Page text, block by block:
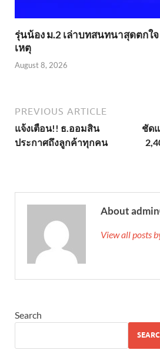
รุ่นน้อง ม.2 เล่าบทสนทนาสุดตกใ
เหตุ
August 8, 2026
PREVIOUS ARTICLE
แจ้งเตือน!! ธ.ออมสิน
ประกาศถึงลูกค้าทุกคน
ชัด
About
View all posts
Search